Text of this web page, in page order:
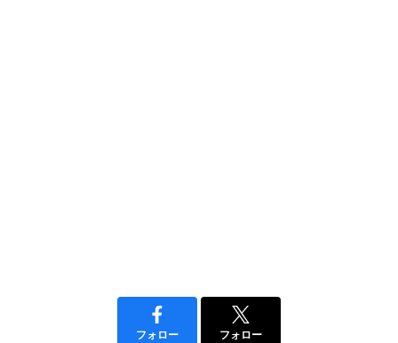
フォロー フォロー